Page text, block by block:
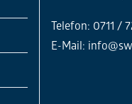
Telefon: 0711 /
E-Mail: